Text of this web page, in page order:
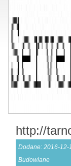
http://
Dodane: 2016-12-
Budowlane